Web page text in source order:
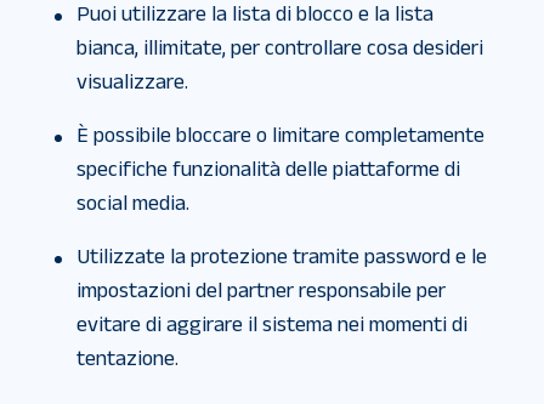
Puoi utilizzare la lista di blocco e la lista
bianca, illimitate, per controllare cosa desideri
visualizzare.
È possibile bloccare o limitare completamente
specifiche funzionalità delle piattaforme di
social media.
Utilizzate la protezione tramite password e le
impostazioni del partner responsabile per
evitare di aggirare il sistema nei momenti di
tentazione.